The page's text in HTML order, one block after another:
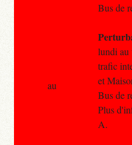
Bus de
lundi au
trafic
et
Bus de
Plus
A.
au